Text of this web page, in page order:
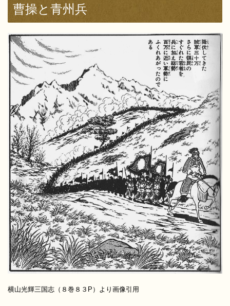
曹操と青州兵
横山光輝三国志（８巻８３P）より画像引用